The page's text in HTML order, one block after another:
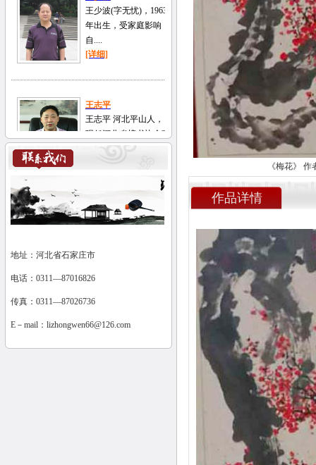
地址：河北省石家庄市
电话：0311—87016826
传真：0311—87026736
E－mail： lizhongwen66@126.com
《梅花》
作品详情